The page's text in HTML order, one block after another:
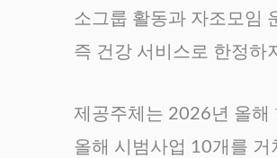
소그룹 활동과 자조모임
즉 건강 서비스로 한정하
제공주체는 2026년 올해
올해 시범사업 10개를